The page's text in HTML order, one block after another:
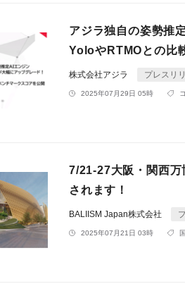
アジラ独自の姿勢推
YoloやRTMOとの比
株式会社アジラ プレスリ
2025年07月29日 05時
7/21-27大阪・関西
されます！
BALIISM Japan株式会社
2025年07月21日 03時